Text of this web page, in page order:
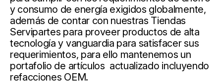
y consumo de energía exigidos globalmente,
además de contar con nuestras Tiendas
Servipartes para proveer productos de alta
tecnología y vanguardia para satisfacer sus
requerimientos, para ello mantenemos un
portafolio de artículos actualizado incluyendo
refacciones OEM.